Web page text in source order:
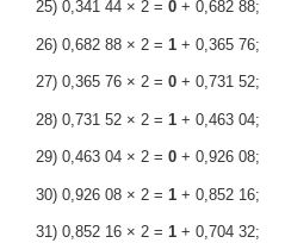
25) 0,341 44 × 2 = 0+ 0,682 88;
26) 0,682 88 × 2 = 1+ 0,365 76;
27) 0,365 76 × 2 = 0+ 0,731 52;
28) 0,731 52 × 2 = 1+ 0,463 04;
29) 0,463 04 × 2 = 0+ 0,926 08;
30) 0,926 08 × 2 = 1+ 0,852 16;
31) 0,852 16 × 2 = 1+ 0,704 32;